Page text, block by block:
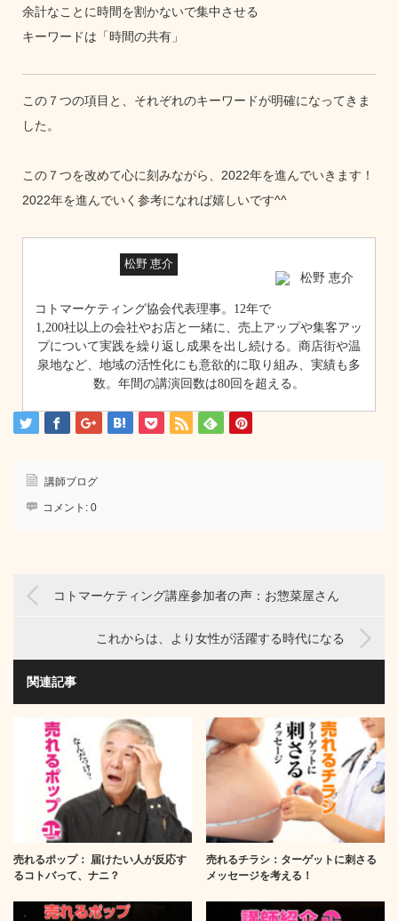
余計なことに時間を割かないで集中させる
キーワードは「時間の共有」
この７つの項目と、それぞれのキーワードが明確になってきま
した。
この７つを改めて心に刻みながら、2022年を進んでいきます！
2022年を進んでいく参考になれば嬉しいです^^
松野 恵介
コトマーケティング協会代表理事。12年で
1,200社以上の会社やお店と一緒に、売上アップや集客アッ
プについて実践を繰り返し成果を出し続ける。商店街や温
泉地など、地域の活性化にも意欲的に取り組み、実績も多
数。年間の講演回数は80回を超える。
講師ブログ
コメント: 0
コトマーケティング講座参加者の声：お惣菜屋さん
これからは、より女性が活躍する時代になる
関連記事
売れるポップ： 届けたい人が反応す
るコトバって、ナニ？
売れるチラシ：ターゲットに刺さる
メッセージを考える！